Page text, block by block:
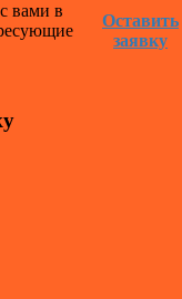
вами в
Оставить
заявку